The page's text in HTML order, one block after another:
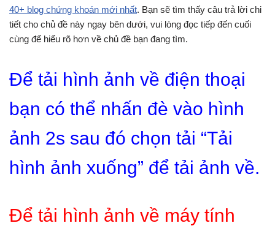
40+ blog chứng khoán mới nhất. Bạn sẽ tìm thấy câu trả lời chi
tiết cho chủ đề này ngay bên dưới, vui lòng đọc tiếp đến cuối
cùng để hiểu rõ hơn về chủ đề bạn đang tìm.
Để tải hình ảnh về điện thoại
bạn có thể nhấn đè vào hình
ảnh 2s sau đó chọn tải “Tải
hình ảnh xuống” để tải ảnh về.
Để tải hình ảnh về máy tính